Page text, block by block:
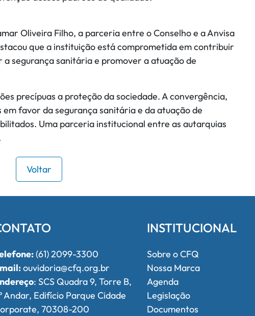
Oliveira Filho, a parceria entre o Conselho e a Anvisa
que a instituição está comprometida em contribuir
segurança sanitária e promover a atuação de
precípuas a proteção da sociedade. A convergência,
favor da segurança sanitária e da atuação de
Uma parceria institucional entre as autarquias
Voltar
(61) 2099-3300
ouvidoria@cfq.org.br
: SCS Quadra 9, Torre B,
Andar, Edifício Parque Cidade
70308-200
INSTITUCIONAL
Sobre o CFQ
Nossa Marca
Agenda
Legislação
Documentos